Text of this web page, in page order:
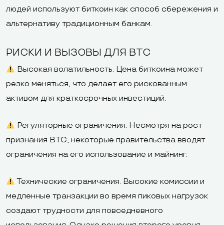
людей используют биткоин как способ сбережения и
альтернативу традиционным банкам.
РИСКИ И ВЫЗОВЫ ДЛЯ BTC
Высокая волатильность. Цена биткоина может
резко меняться, что делает его рискованным
активом для краткосрочных инвестиций.
Регуляторные ограничения. Несмотря на рост
признания BTC, некоторые правительства вводят
ограничения на его использование и майнинг.
Технические ограничения. Высокие комиссии и
медленные транзакции во время пиковых нагрузок
создают трудности для повседневного